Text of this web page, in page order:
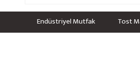
Endüstriyel Mutfak Tost